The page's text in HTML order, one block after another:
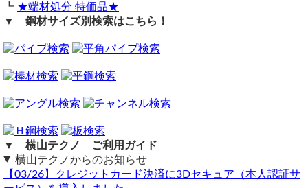
片辺の強度上げたいので
仕上げ寸法
折り返し加工は当店では対応不可となります。
┗ ★端材処分 特価品★
▼ 鋼材サイズ別検索はこちら！
▼ 横山テクノ ご利用ガイド
横山テクノからのお知らせ
【03/26】クレジットカード決済に3Dセキュア（本人認証サ